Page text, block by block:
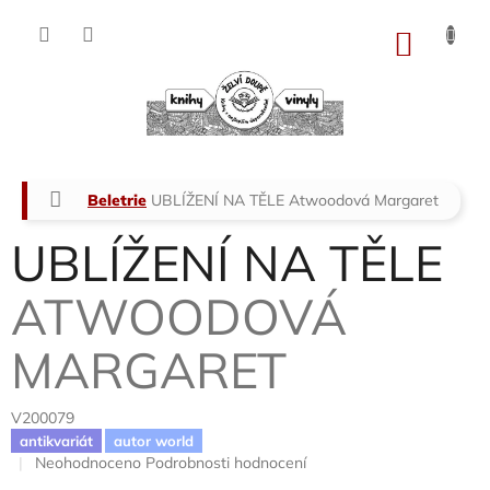
Domů
Beletrie UBLÍŽENÍ NA TĚLE Atwoodová Margaret
UBLÍŽENÍ NA TĚLE
ATWOODOVÁ
MARGARET
V200079
antikvariát autor world
Průměrné
Neohodnoceno Podrobnosti hodnocení